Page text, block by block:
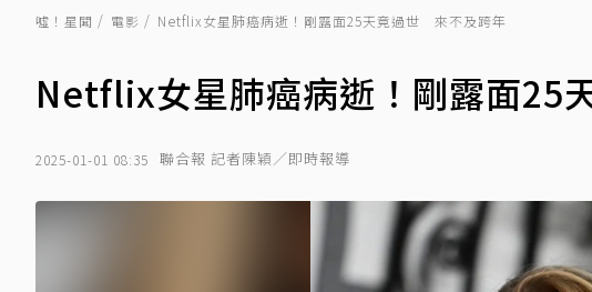
噓！星聞 電影 Netflix女星肺癌病逝！剛露面25天竟過世 來不及跨年
Netflix女星肺癌病逝！剛露面25
2025-01-01 08:35 聯合報 記者陳穎／即時報導